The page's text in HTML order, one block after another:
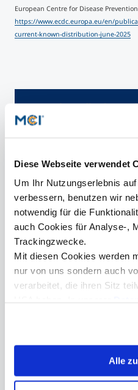
Diese Webseite verwendet
Um Ihr Nutzungserlebnis
verbessern, benutzen wir
notwendig für die
auch Cookies für Analyse-,
Trackingzwecke.
Mit diesen Cookies werden
nur von uns sondern auch
verarbeitet, die ihren Sitz
erklären Ihnen genau, was
USA bedeuten kann.
Alle
European Centre for Disease
https://www.ecdc.europa.eu/en/
current-known-distribution-june-2025